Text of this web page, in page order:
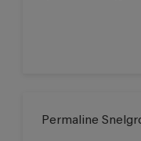
Permaline